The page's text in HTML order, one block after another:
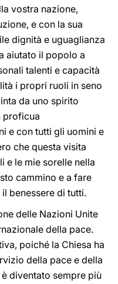
vostra nazione,
e con la sua
dignità e uguaglianza
aiutato il popolo a
talenti e capacità
i propri ruoli in seno
da uno spirito
proficua
e con tutti gli uomini e
che questa visita
e le mie sorelle nella
cammino e a fare
benessere di tutti.
delle Nazioni Unite
della pace.
poiché la Chiesa ha
della pace e della
diventato sempre più